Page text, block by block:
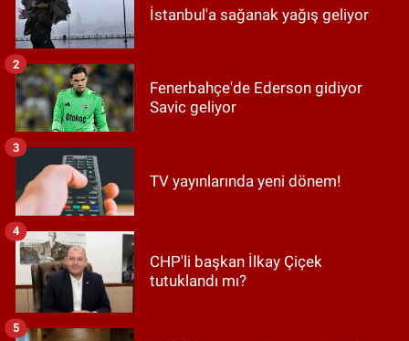
İstanbul'a sağanak yağış geliyor
Fenerbahçe'de Ederson gidiyor
Savic geliyor
2
TV yayınlarında yeni dönem!
3
CHP'li başkan İlkay Çiçek
tutuklandı mı?
4
5